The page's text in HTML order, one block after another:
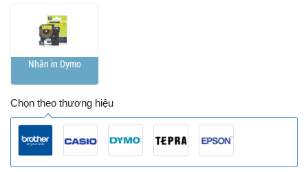
Nhãn in Dymo
Chọn theo thương hiệu